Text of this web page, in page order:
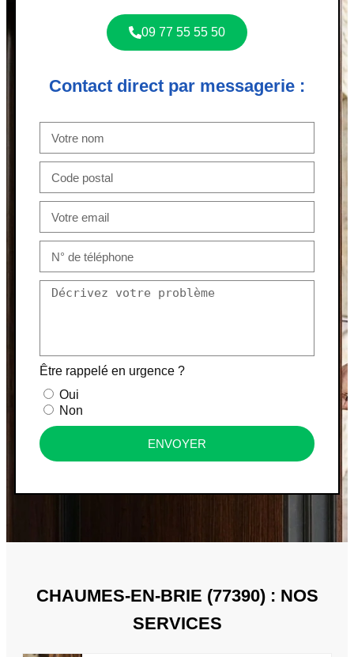
09 77 55 55 50
Contact direct par messagerie :
Être rappelé en urgence ?
Oui
Non
ENVOYER
CHAUMES-EN-BRIE (77390) : NOS
SERVICES